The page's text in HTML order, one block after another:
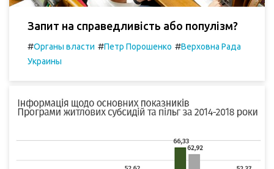
Запит на справедливість або популізм?
#Органы власти #Петр Порошенко #Верховна Рада
Украины